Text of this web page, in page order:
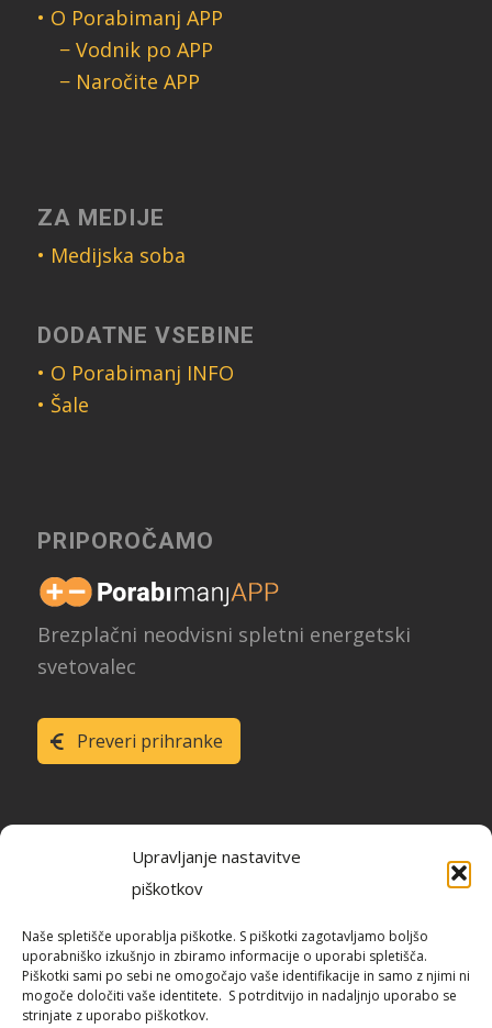
Upravljanje nastavitve
piškotkov
Naše spletišče uporablja piškotke. S piškotki zagotavljamo boljšo
uporabniško izkušnjo in zbiramo informacije o uporabi spletišča.
Piškotki sami po sebi ne omogočajo vaše identifikacije in samo z njimi ni
mogoče določiti vaše identitete. S potrditvijo in nadaljnjo uporabo se
strinjate z uporabo piškotkov.
• O Porabimanj APP
− Vodnik po APP
− Naročite APP
ZA MEDIJE
• Medijska soba
DODATNE VSEBINE
• O Porabimanj INFO
• Šale
PRIPOROČAMO
Brezplačni neodvisni spletni energetski
svetovalec
Preveri prihranke
Slovenije